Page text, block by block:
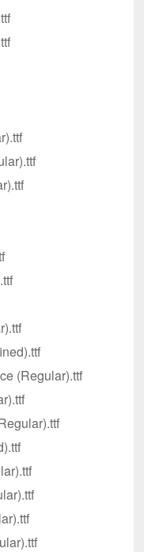
(Regular).ttf